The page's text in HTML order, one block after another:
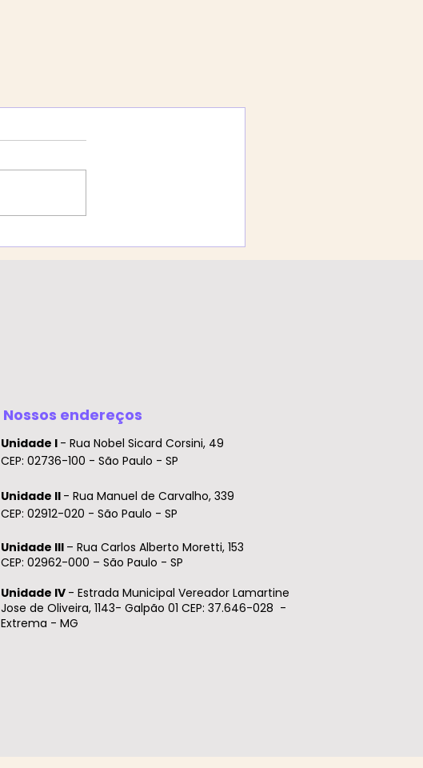
Nossos endereços
Unidade I - Rua Nobel Sicard Corsini, 49
CEP: 02736-100 - São Paulo - SP
Unidade II - Rua Manuel de Carvalho, 339
CEP: 02912-020 - São Paulo - SP
Unidade III – Rua Carlos Alberto Moretti, 153
CEP: 02962-000 – São Paulo - SP
Unidade IV - Estrada Municipal Vereador Lamartine
Jose de Oliveira, 1143- Galpão 01 CEP: 37.646-028 -
Extrema - MG